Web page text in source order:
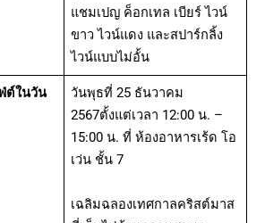
แชมเปญ ค็อกเทล เบียร์ ไวน์
ขาว ไวน์แดง และสปาร์กลิ้ง
ไวน์แบบไม่อั้น
ต์ในวัน
วันพุธที่ 25 ธันวาคม
2567ตั้งแต่เวลา 12:00 น. –
15:00 น. ที่ ห้องอาหารเร้ด โอ
เว่น ชั้น 7
เฉลิมฉลองเทศกาลคริสต์มาส